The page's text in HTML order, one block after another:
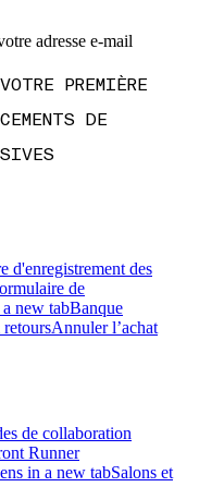
adresse e-mail
PREMIÈRE
DE
d'enregistrement des
de
new tabBanque
Annuler l’achat
de collaboration
Runner
in a new tabSalons et